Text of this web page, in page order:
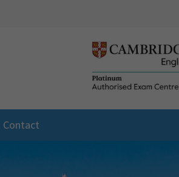
Contact